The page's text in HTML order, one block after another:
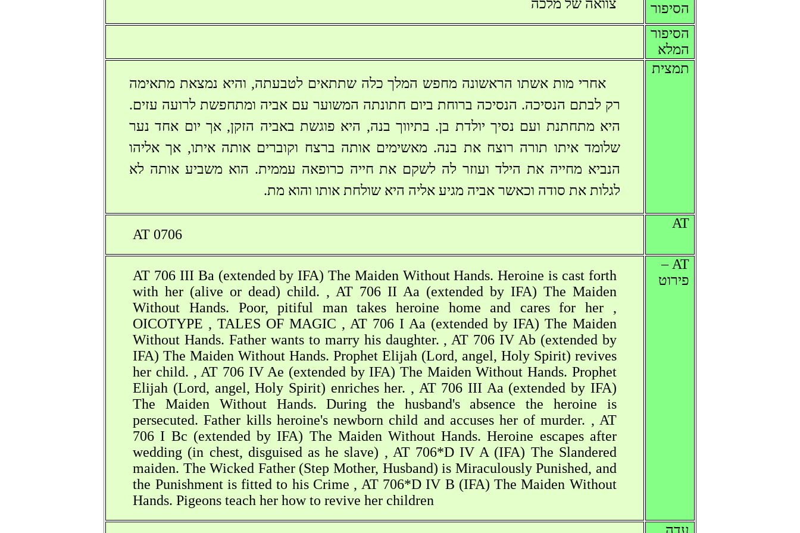
צוואה של מלכה
הסיפור
הסיפור
המלא
אחרי מות אשתו הראשונה מחפש המלך כלה שתתאים לטבעתה, והיא נמצאת מתאימה
רק לבתם הנסיכה. הנסיכה ברוחת ביום חתונתה המשוער עם אביה ומתחפשת לרועה עזים.
היא מתחתנת ועם נסיך יולדת בן. בתיווך בנה, היא פוגשת באביה הזקן, אך יום אחד נער
שלומד איתו תורה רוצח את בנה. מאשימים אותה ברצח וקוברים אותה איתו, אך אליהו
הנביא מחייה את הילד ועוזר לה לשקם את חייה כרופאה עממית. הוא משביע אותה לא
לגלות את סודה וכאשר אביה מגיע אליה היא שולחת אותו והוא מת.
תמצית
AT 0706
AT
AT 706 III Ba (extended by IFA) The Maiden Without Hands. Heroine is cast forth
with her (alive or dead) child. , AT 706 II Aa (extended by IFA) The Maiden
Without Hands. Poor, pitiful man takes heroine home and cares for her ,
OICOTYPE , TALES OF MAGIC , AT 706 I Aa (extended by IFA) The Maiden
Without Hands. Father wants to marry his daughter. , AT 706 IV Ab (extended by
IFA) The Maiden Without Hands. Prophet Elijah (Lord, angel, Holy Spirit) revives
her child. , AT 706 IV Ae (extended by IFA) The Maiden Without Hands. Prophet
Elijah (Lord, angel, Holy Spirit) enriches her. , AT 706 III Aa (extended by IFA)
The Maiden Without Hands. During the husband's absence the heroine is
persecuted. Father kills heroine's newborn child and accuses her of murder. , AT
706 I Bc (extended by IFA) The Maiden Without Hands. Heroine escapes after
wedding (in chest, disguised as he slave) , AT 706*D IV A (IFA) The Slandered
maiden. The Wicked Father (Step Mother, Husband) is Miraculously Punished, and
the Punishment is fitted to his Crime , AT 706*D IV B (IFA) The Maiden Without
Hands. Pigeons teach her how to revive her children
AT –
פירוט